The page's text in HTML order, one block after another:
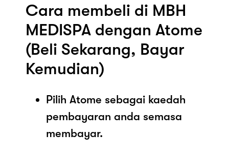
Cara membeli di MBH
MEDISPA dengan Atome
(Beli Sekarang, Bayar
Kemudian)
Pilih Atome sebagai kaedah
pembayaran anda semasa
membayar.